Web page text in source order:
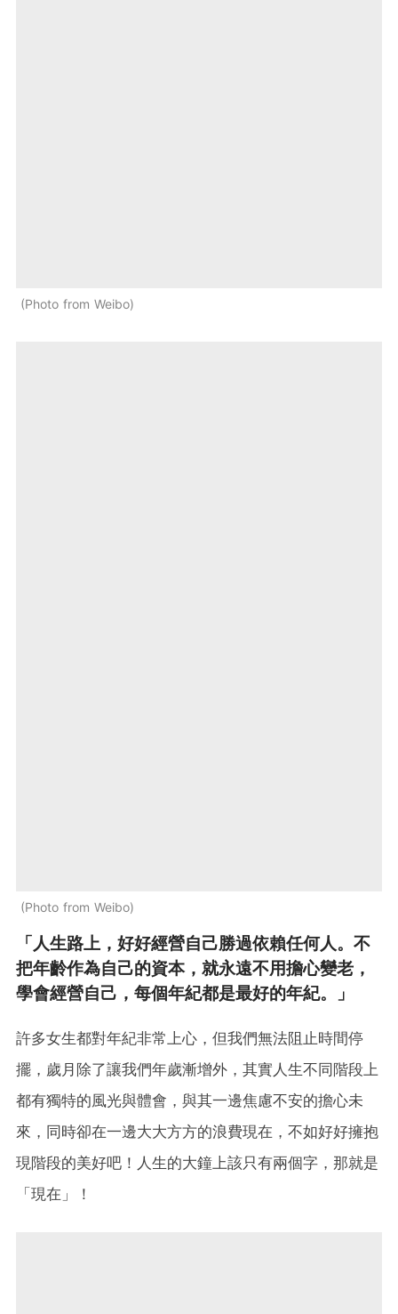
Photo from Weibo
Photo from Weibo
「人生路上，好好經營自己勝過依賴任何人。不
把年齡作為自己的資本，就永遠不用擔心變老，
學會經營自己，每個年紀都是最好的年紀。」
許多女生都對年紀非常上心，但我們無法阻止時間停
擺，歲月除了讓我們年歲漸增外，其實人生不同階段上
都有獨特的風光與體會，與其一邊焦慮不安的擔心未
來，同時卻在一邊大大方方的浪費現在，不如好好擁抱
現階段的美好吧！人生的大鐘上該只有兩個字，那就是
「現在」！